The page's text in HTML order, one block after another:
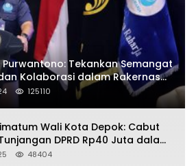
Purwantono: Tekankan Semangat
Kolaborasi dalam Rakernas
Jasa Raharja
125110
Wali Kota Depok: Cabut
DPRD Rp40 Juta dalam
Hadapi Aksi Rakyat
48404